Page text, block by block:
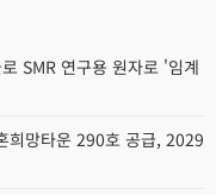
SMR 연구용 원자로 '임계
희망타운 290호 공급, 2029